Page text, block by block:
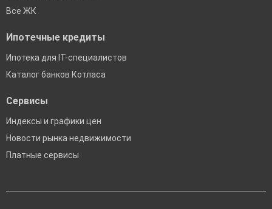
Все ЖК
Ипотечные кредиты
Ипотека для IT-специалистов
Каталог банков Котласа
Сервисы
Индексы и графики цен
Новости рынка недвижимости
Платные сервисы